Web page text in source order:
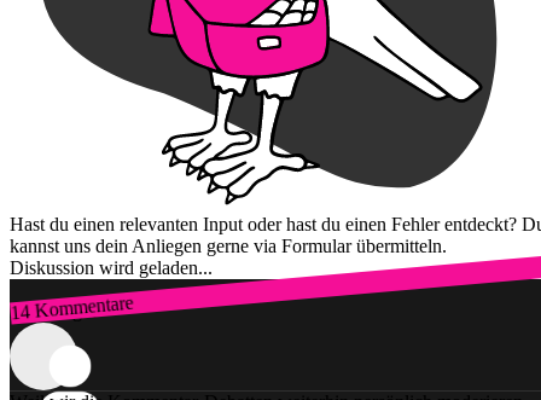
Hast du einen relevanten Input oder hast du einen Fehler entdeckt?
kannst uns dein Anliegen gerne via Formular übermitteln.
Diskussion wird geladen...
14 Kommentare
Zum Login